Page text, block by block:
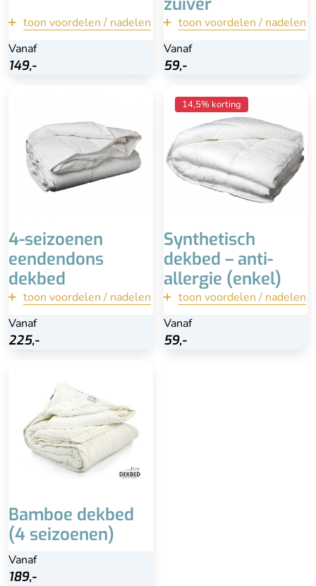
toon voordelen / nadelen
Vanaf
149,-
terug
Bekijk
toon voordelen / nadelen
Vanaf
59,-
terug
Bekijk
4-seizoenen
eendendons
dekbed
toon voordelen / nadelen
Vanaf
225,-
90% eendendons (klasse
1)
Duurzame en
diervriendelijke manier
geproduceerd
laten reinigen
terug
Bekijk
14,5% korting
Synthetisch
dekbed – anti-
allergie (enkel)
toon voordelen / nadelen
Vanaf
59,-
Anti-allergie & hygiënisch
Wasbaar tot 90°
Heerlijk comfortabel
Makkelijk te onderhouden
Minder luxe uitstraling
terug
Bekijk
Bamboe dekbed
(4 seizoenen)
Vanaf
189,-